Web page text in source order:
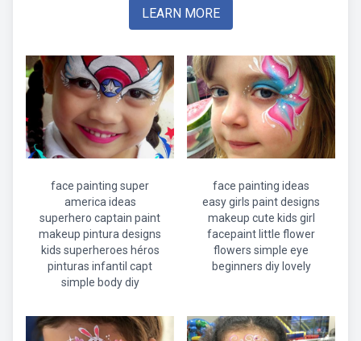
LEARN MORE
face painting super
america ideas
superhero captain paint
makeup pintura designs
kids superheroes héros
pinturas infantil capt
simple body diy
face painting ideas
easy girls paint designs
makeup cute kids girl
facepaint little flower
flowers simple eye
beginners diy lovely